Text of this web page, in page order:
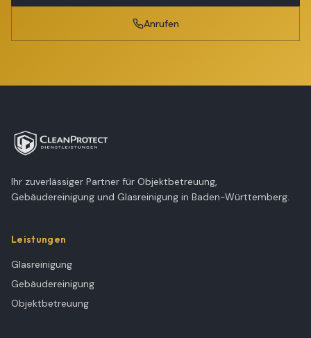
Anrufen
Ihr zuverlässiger Partner für Objektbetreuung,
Gebäudereinigung und Glasreinigung in Baden-Württemberg.
Leistungen
Glasreinigung
Gebäudereinigung
Objektbetreuung